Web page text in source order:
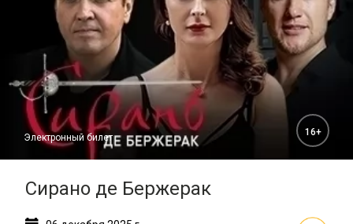
Сирано де Бержерак
Электронный билет 16+